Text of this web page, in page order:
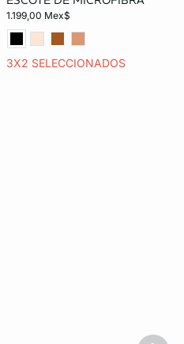
1.199,00 Mex$
3X2 SELECCIONADOS